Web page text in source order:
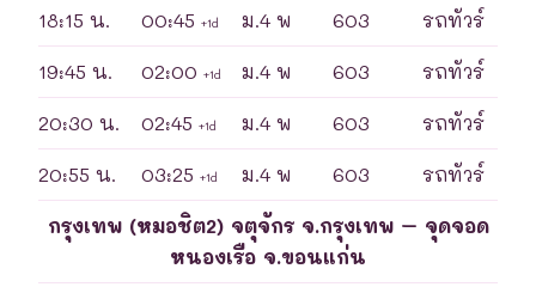
18:15 น. 00:45 +1d ม.4 พ 603 รถทัวร์
19:45 น. 02:00 +1d ม.4 พ 603 รถทัวร์
20:30 น. 02:45 +1d ม.4 พ 603 รถทัวร์
20:55 น. 03:25 +1d ม.4 พ 603 รถทัวร์
กรุงเทพ (หมอชิต2) จตุจักร จ.กรุงเทพ – จุดจอด
หนองเรือ จ.ขอนแก่น